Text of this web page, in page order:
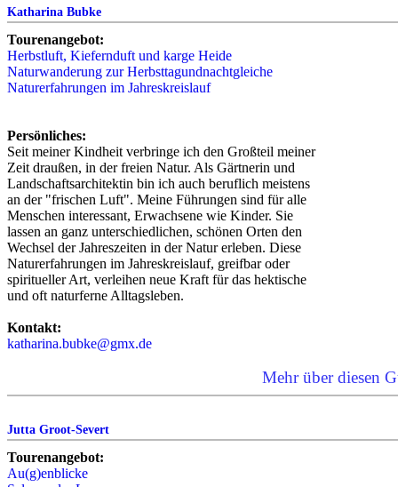
Katharina Bubke
Tourenangebot:
Herbstluft, Kiefernduft und karge Heide
Naturwanderung zur Herbsttagundnachtgleiche
Naturerfahrungen im Jahreskreislauf
Persönliches:
Seit meiner Kindheit verbringe ich den Großteil meiner
Zeit draußen, in der freien Natur. Als Gärtnerin und
Landschaftsarchitektin bin ich auch beruflich meistens
an der "frischen Luft". Meine Führungen sind für alle
Menschen interessant, Erwachsene wie Kinder. Sie
lassen an ganz unterschiedlichen, schönen Orten den
Wechsel der Jahreszeiten in der Natur erleben. Diese
Naturerfahrungen im Jahreskreislauf, greifbar oder
spiritueller Art, verleihen neue Kraft für das hektische
und oft naturferne Alltagsleben.
Kontakt:
katharina.bubke@gmx.de
Mehr über diesen
Jutta Groot-Severt
Tourenangebot:
Au(g)enblicke